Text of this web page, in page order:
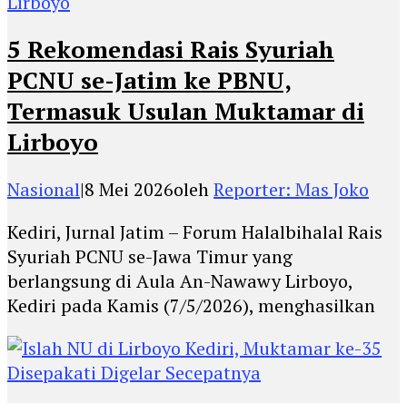
5 Rekomendasi Rais Syuriah
PCNU se-Jatim ke PBNU,
Termasuk Usulan Muktamar di
Lirboyo
Nasional|8 Mei 2026olehReporter: Mas Joko
Kediri, Jurnal Jatim – Forum Halalbihalal Rais
Syuriah PCNU se-Jawa Timur yang
berlangsung di Aula An-Nawawy Lirboyo,
Kediri pada Kamis (7/5/2026), menghasilkan